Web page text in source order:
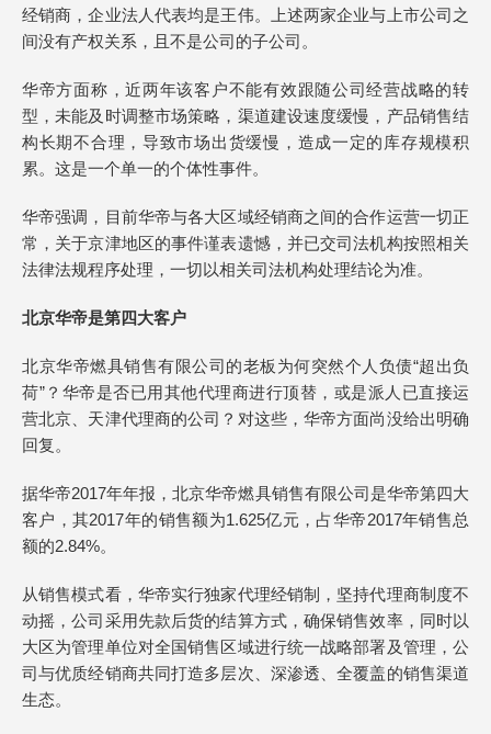
经销商，企业法人代表均是王伟。上述两家企业与上市公司之
间没有产权关系，且不是公司的子公司。
华帝方面称，近两年该客户不能有效跟随公司经营战略的转
型，未能及时调整市场策略，渠道建设速度缓慢，产品销售结
构长期不合理，导致市场出货缓慢，造成一定的库存规模积
累。这是一个单一的个体性事件。
华帝强调，目前华帝与各大区域经销商之间的合作运营一切正
常，关于京津地区的事件谨表遗憾，并已交司法机构按照相关
法律法规程序处理，一切以相关司法机构处理结论为准。
北京华帝是第四大客户
北京华帝燃具销售有限公司的老板为何突然个人负债“超出负
荷”？华帝是否已用其他代理商进行顶替，或是派人已直接运
营北京、天津代理商的公司？对这些，华帝方面尚没给出明确
回复。
据华帝2017年年报，北京华帝燃具销售有限公司是华帝第四大
客户，其2017年的销售额为1.625亿元，占华帝2017年销售总
额的2.84%。
从销售模式看，华帝实行独家代理经销制，坚持代理商制度不
动摇，公司采用先款后货的结算方式，确保销售效率，同时以
大区为管理单位对全国销售区域进行统一战略部署及管理，公
司与优质经销商共同打造多层次、深渗透、全覆盖的销售渠道
生态。